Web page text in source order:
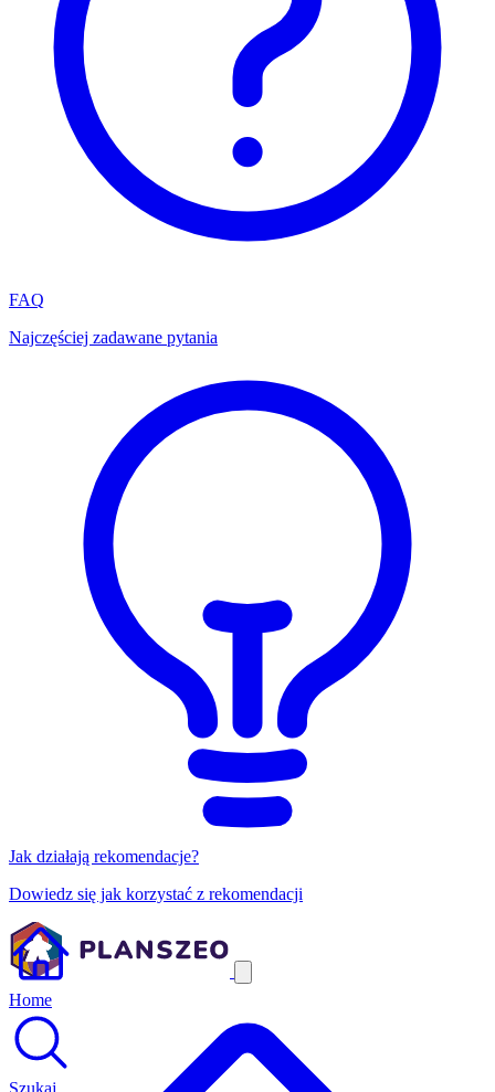
FAQ
Najczęściej zadawane pytania
Jak działają rekomendacje?
Dowiedz się jak korzystać z rekomendacji
Home
Szukaj